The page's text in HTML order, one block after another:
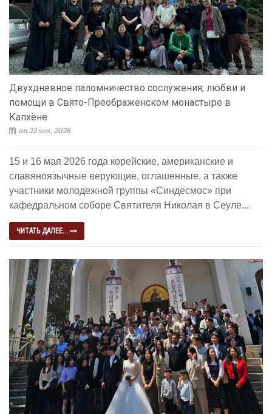
Двухдневное паломничество сослужения, любви и
помощи в Свято-Преображенском монастыре в
Капхёне
on 22 мая, 2026
15 и 16 мая 2026 года корейские, американские и
славяноязычные верующие, оглашенные, а также
участники молодежной группы «Синдесмос» при
кафедральном соборе Святителя Николая в Сеуле...
ЧИТАТЬ ДАЛЕЕ...